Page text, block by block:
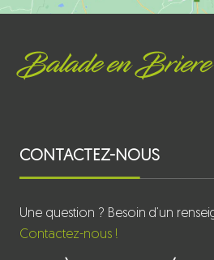
Balade en Briere
CONTACTEZ-NOUS
Une question ? Besoin d’un
Contactez-nous !